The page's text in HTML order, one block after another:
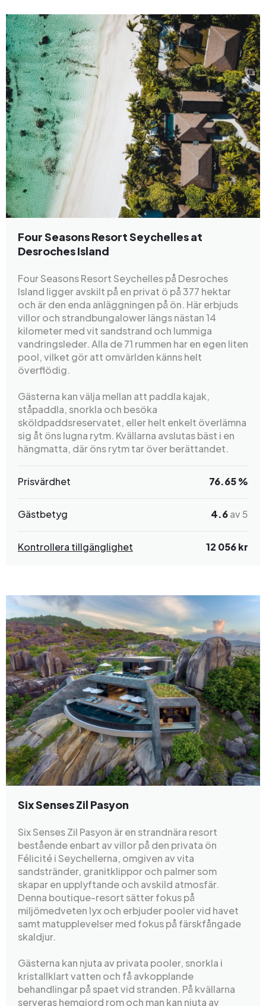
Four Seasons Resort Seychelles at
Desroches Island
Four Seasons Resort Seychelles på Desroches
Island ligger avskilt på en privat ö på 377 hektar
och är den enda anläggningen på ön. Här erbjuds
villor och strandbungalower längs nästan 14
kilometer med vit sandstrand och lummiga
vandringsleder. Alla de 71 rummen har en egen liten
pool, vilket gör att omvärlden känns helt
överflödig.
Gästerna kan välja mellan att paddla kajak,
ståpaddla, snorkla och besöka
sköldpaddsreservatet, eller helt enkelt överlämna
sig åt öns lugna rytm. Kvällarna avslutas bäst i en
hängmatta, där öns rytm tar över berättandet.
Prisvärdhet 76.65 %
Gästbetyg 4.6av 5
Kontrollera tillgänglighet 12 056 kr
Six Senses Zil Pasyon
Six Senses Zil Pasyon är en strandnära resort
bestående enbart av villor på den privata ön
Félicité i Seychellerna, omgiven av vita
sandstränder, granitklippor och palmer som
skapar en upplyftande och avskild atmosfär.
Denna boutique-resort sätter fokus på
miljömedveten lyx och erbjuder pooler vid havet
samt matupplevelser med fokus på färskfångade
skaldjur.
Gästerna kan njuta av privata pooler, snorkla i
kristallklart vatten och få avkopplande
behandlingar på spaet vid stranden. På kvällarna
serveras hemgjord rom och man kan njuta av